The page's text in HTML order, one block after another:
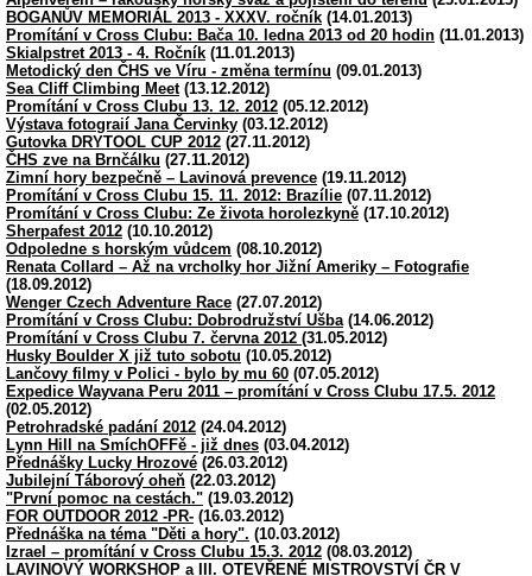
BOGANŮV MEMORIÁL 2013 - XXXV. ročník (14.01.2013)
Promítání v Cross Clubu: Bača 10. ledna 2013 od 20 hodin (11.01.2013)
Skialpstret 2013 - 4. Ročník (11.01.2013)
Metodický den ČHS ve Víru - změna termínu (09.01.2013)
Sea Cliff Climbing Meet(13.12.2012)
Promítání v Cross Clubu 13. 12. 2012 (05.12.2012)
Výstava fotograií Jana Červinky (03.12.2012)
Gutovka DRYTOOL CUP 2012 (27.11.2012)
ČHS zve na Brnčálku (27.11.2012)
Zimní hory bezpečně – Lavinová prevence (19.11.2012)
Promítání v Cross Clubu 15. 11. 2012: Brazílie (07.11.2012)
Promítání v Cross Clubu: Ze života horolezkyně (17.10.2012)
Sherpafest 2012 (10.10.2012)
Odpoledne s horským vůdcem (08.10.2012)
Renata Collard – Až na vrcholky hor Jižní Ameriky – Fotografie
(18.09.2012)
Wenger Czech Adventure Race (27.07.2012)
Promítání v Cross Clubu: Dobrodružství Ušba (14.06.2012)
Promítání v Cross Clubu 7. června 2012 (31.05.2012)
Husky Boulder X již tuto sobotu (10.05.2012)
Lančovy filmy v Polici - bylo by mu 60 (07.05.2012)
Expedice Wayvana Peru 2011 – promítání v Cross Clubu 17.5. 2012
(02.05.2012)
Petrohradské padání 2012 (24.04.2012)
Lynn Hill na SmíchOFFě - již dnes (03.04.2012)
Přednášky Lucky Hrozové (26.03.2012)
Jubilejní Táborový oheň (22.03.2012)
"První pomoc na cestách." (19.03.2012)
FOR OUTDOOR 2012 -PR- (16.03.2012)
Přednáška na téma "Děti a hory". (10.03.2012)
Izrael – promítání v Cross Clubu 15.3. 2012 (08.03.2012)
LAVINOVÝ WORKSHOP a III. OTEVŘENÉ MISTROVSTVÍ ČR V